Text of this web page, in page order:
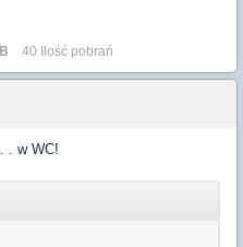
40 Ilość pobrań
. w WC!